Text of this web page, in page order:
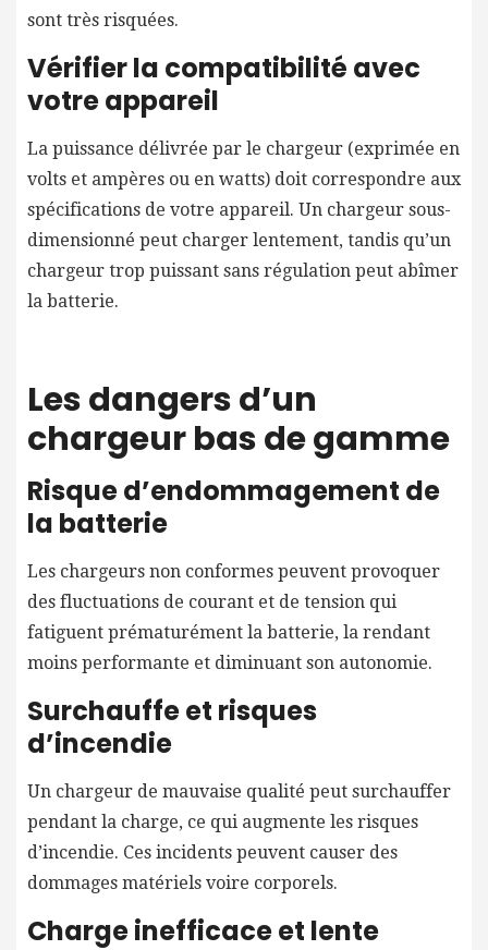
sont très risquées.
Vérifier la compatibilité avec
votre appareil
La puissance délivrée par le chargeur (exprimée en
volts et ampères ou en watts) doit correspondre aux
spécifications de votre appareil. Un chargeur sous-
dimensionné peut charger lentement, tandis qu’un
chargeur trop puissant sans régulation peut abîmer
la batterie.
Les dangers d’un
chargeur bas de gamme
Risque d’endommagement de
la batterie
Les chargeurs non conformes peuvent provoquer
des fluctuations de courant et de tension qui
fatiguent prématurément la batterie, la rendant
moins performante et diminuant son autonomie.
Surchauffe et risques
d’incendie
Un chargeur de mauvaise qualité peut surchauffer
pendant la charge, ce qui augmente les risques
d’incendie. Ces incidents peuvent causer des
dommages matériels voire corporels.
Charge inefficace et lente